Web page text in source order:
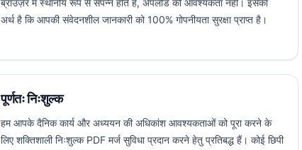
ब्राउज़र में स्थानीय रूप से संपन्न होते हैं, अपलोड की आवश्यकता नहीं। इसका
अर्थ है कि आपकी संवेदनशील जानकारी को 100% गोपनीयता सुरक्षा प्राप्त है।
पूर्णतः निःशुल्क
हम आपके दैनिक कार्य और अध्ययन की अधिकांश आवश्यकताओं को पूरा करने के
लिए शक्तिशाली निःशुल्क PDF मर्ज सुविधा प्रदान करने हेतु प्रतिबद्ध हैं। कोई छिपी